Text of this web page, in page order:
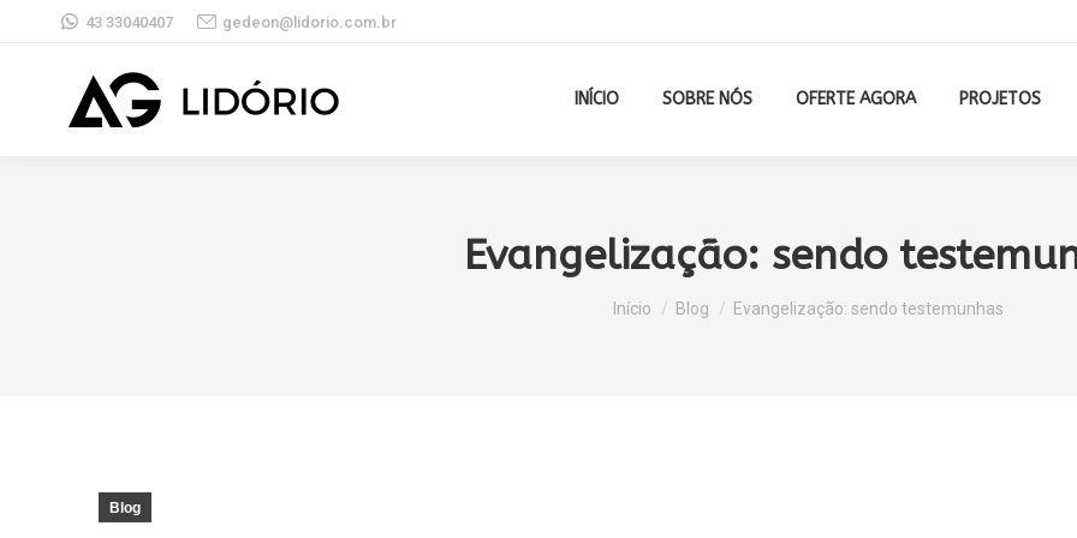
43 33040407 gedeon@lidorio.com.br
INÍCIO SOBRE NÓS OFERTE AGORA PROJETOS
Evangelização: sendo
Você está aqui:
Início Blog Evangelização: sendo testemunhas
Blog